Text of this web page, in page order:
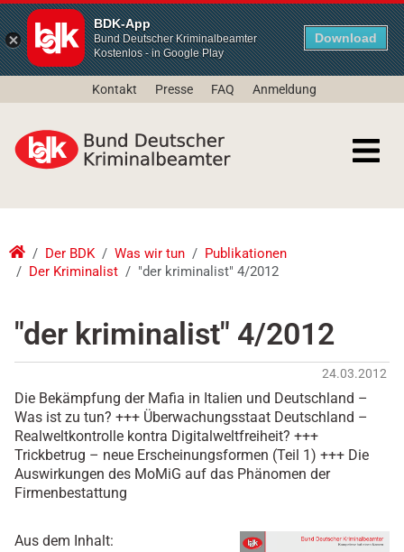
BDK-App
Bund Deutscher Kriminalbeamter
Kostenlos - in Google Play
Download
Kontakt Presse FAQ Anmeldung
Der BDK Was wir tun
Publikationen
Der Kriminalist
"der kriminalist" 4/2012
"der kriminalist" 4/2012
24.03.2012
Die Bekämpfung der Mafia in Italien und Deutschland –
Was ist zu tun? +++ Überwachungsstaat Deutschland –
Realweltkontrolle kontra Digitalweltfreiheit? +++
Trickbetrug – neue Erscheinungsformen (Teil 1) +++ Die
Auswirkungen des MoMiG auf das Phänomen der
Firmenbestattung
Aus dem Inhalt: